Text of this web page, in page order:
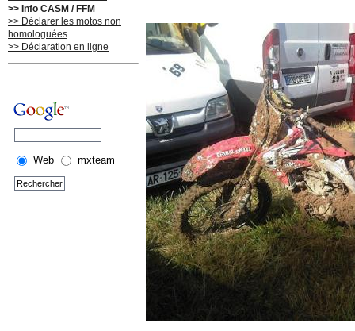
>> Info CASM / FFM
>> Déclarer les motos non
homologuées
>> Déclaration en ligne
Web mxteam